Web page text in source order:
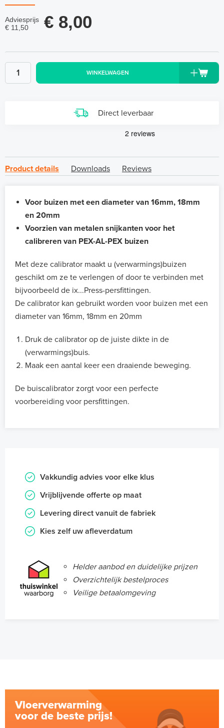
Adviesprijs
€ 11,50
€ 8,00
WINKELWAGEN
Direct leverbaar
Product details Downloads Reviews
Voor buizen met een diameter van 16mm, 18mm
en 20mm
Voorzien van metalen snijkanten voor het
calibreren van PEX-AL-PEX buizen
Met deze calibrator maakt u (verwarmings)buizen
geschikt om ze te verlengen of door te verbinden met
bijvoorbeeld de ix...Press-persfittingen.
De calibrator kan gebruikt worden voor buizen met een
diameter van 16mm, 18mm en 20mm
Druk de calibrator op de juiste dikte in de
(verwarmings)buis.
Maak een aantal keer een draaiende beweging.
De buiscalibrator zorgt voor een perfecte
voorbereiding voor persfittingen.
Vakkundig advies voor elke klus
Vrijblijvende offerte op maat
Levering direct vanuit de fabriek
Kies zelf uw afleverdatum
Helder aanbod en duidelijke prijzen
Overzichtelijk bestelproces
Veilige betaalomgeving
Vloerverwarming
voor de beste prijs!